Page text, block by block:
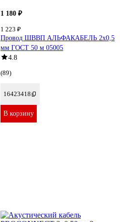
1 180 ₽
1 223 ₽
Провод ШВВП АЛЬФАКАБЕЛЬ 2х0,5
мм ГОСТ 50 м 05005
4.8
(89)
16423418
В корзину